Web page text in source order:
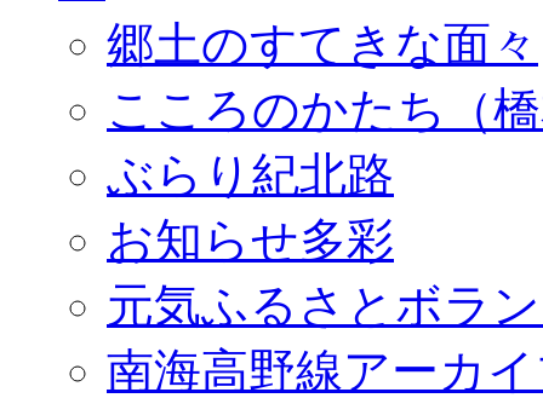
郷土のすてきな面々
こころのかたち（
ぶらり紀北路
お知らせ多彩
元気ふるさとボラ
南海高野線アーカ